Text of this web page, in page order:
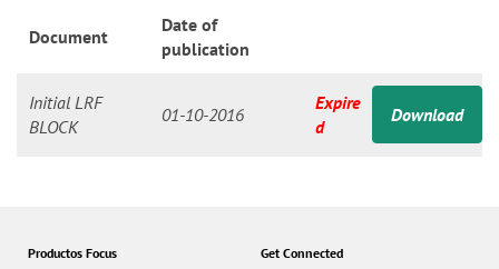
Document
Date of
publication
Initial LRF
BLOCK
01-10-2016
Expire
d
Download
Productos Focus
Get Connected